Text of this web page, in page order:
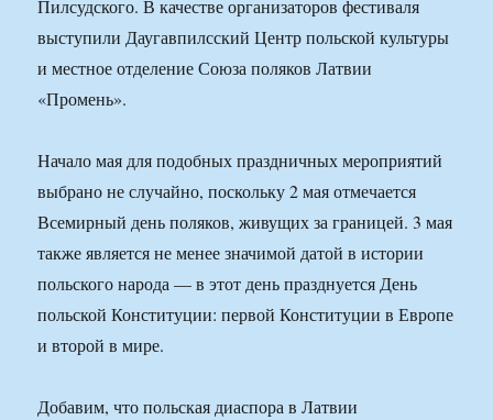
Пилсудского. В качестве организаторов фестиваля
выступили Даугавпилсский Центр польской культуры
и местное отделение Союза поляков Латвии
«Промень».
Начало мая для подобных праздничных мероприятий
выбрано не случайно, поскольку 2 мая отмечается
Всемирный день поляков, живущих за границей. 3 мая
также является не менее значимой датой в истории
польского народа — в этот день празднуется День
польской Конституции: первой Конституции в Европе
и второй в мире.
Добавим, что польская диаспора в Латвии